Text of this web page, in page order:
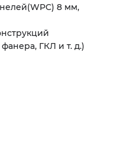
(WPC) 8 мм,
фанера, ГКЛ и т. д.)